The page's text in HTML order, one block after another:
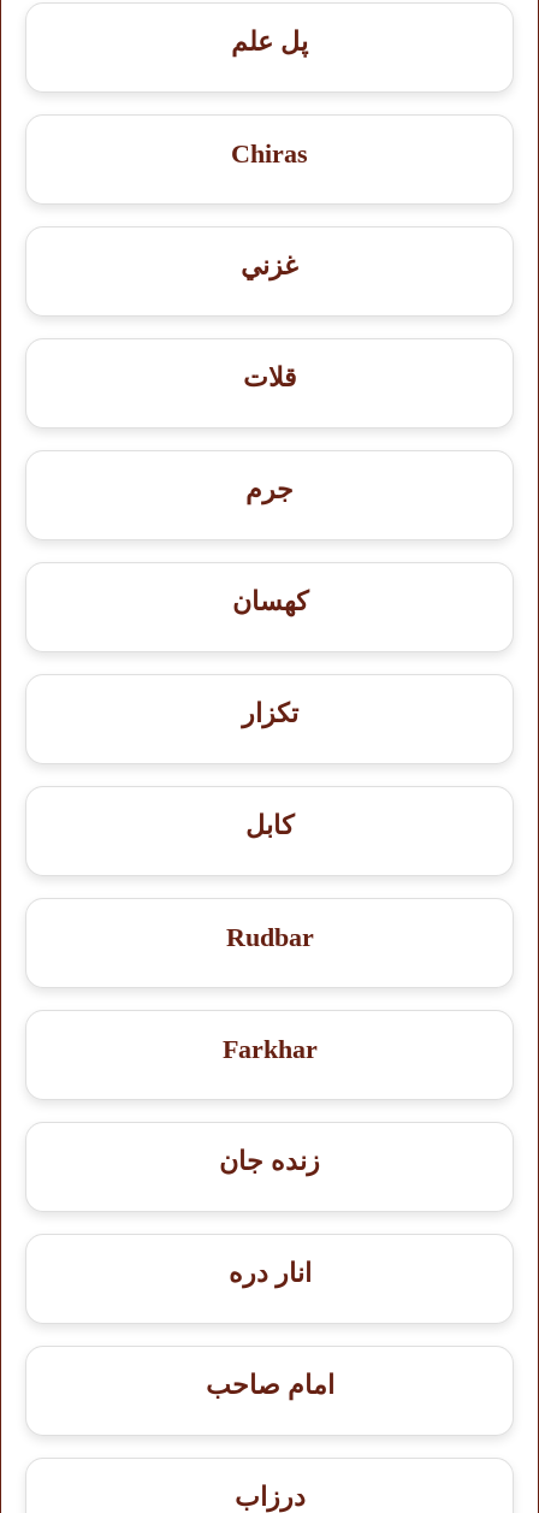
پل علم
Chiras
غزني
قلات
جرم
کهسان
تکزار
کابل
Rudbar
Farkhar
زنده جان
انار دره
امام صاحب
درزاب